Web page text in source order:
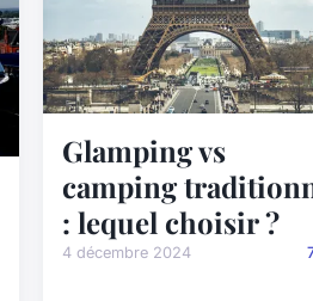
Glamping vs
camping
: lequel choisir ?
4 décembre 2024